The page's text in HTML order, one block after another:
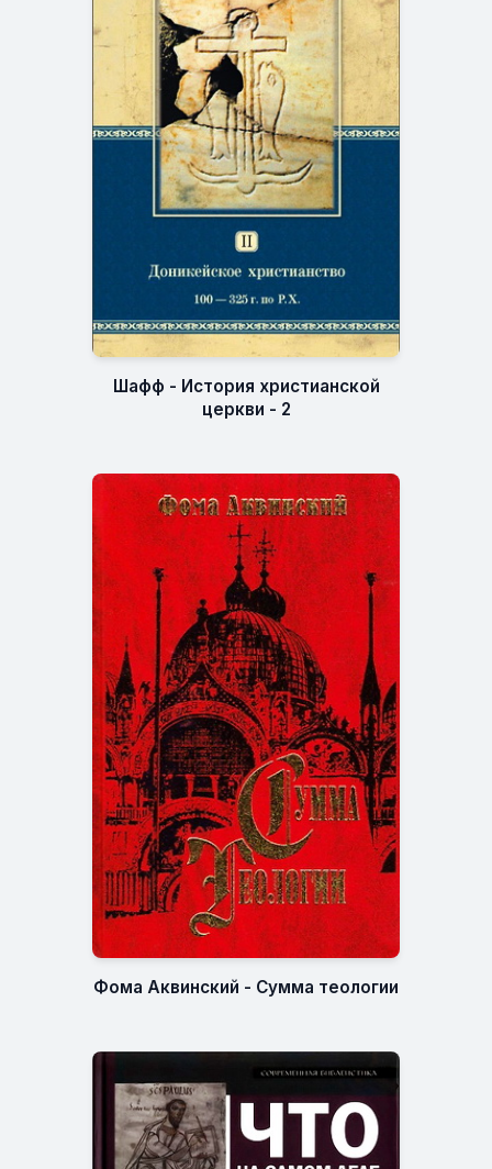
Шафф - История христианской
церкви - 2
Фома Аквинский - Сумма теологии